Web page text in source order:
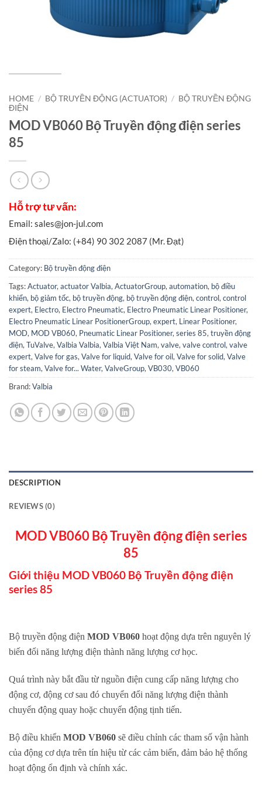
HOME / BỘ TRUYỀN ĐỘNG (ACTUATOR) / BỘ TRUYỀN ĐỘNG
ĐIỆN
MOD VB060 Bộ Truyền động điện series
85
Category: Bộ truyền động điện
Tags:Actuator,actuator Valbia,ActuatorGroup,automation, bộ điều
khiển, bộ giảm tốc, bộ truyền động, bộ truyền động điện,control,control
expert, Electro, Electro Pneumatic, Electro Pneumatic Linear Positioner,
Electro Pneumatic Linear PositionerGroup,expert, Linear Positioner,
MOD, MOD VB060, Pneumatic Linear Positioner,series 85,truyền động
điện,TuValve,Valbia Valbia,Valbia Việt Nam,valve,valve control,valve
expert,Valve for gas,Valve for liquid,Valve for oil,Valve for solid,Valve
for steam,Valve for... Water,ValveGroup,VB030,VB060
Brand:Valbia
DESCRIPTION
REVIEWS (0)
MOD VB060 Bộ Truyền động điện series
85
Giới thiệu MOD VB060 Bộ Truyền động điện
series 85
Bộ truyền động điện MOD VB060 hoạt động dựa trên nguyên lý
biến đổi năng lượng điện thành năng lượng cơ học.
Quá trình này bắt đầu từ nguồn điện cung cấp năng lượng cho
động cơ, động cơ sau đó chuyển đổi năng lượng điện thành
chuyển động quay hoặc chuyển động tịnh tiến.
Bộ điều khiển MOD VB060 sẽ điều chỉnh các tham số vận hành
của động cơ dựa trên tín hiệu từ các cảm biến, đảm bảo hệ thống
hoạt động ổn định và chính xác.